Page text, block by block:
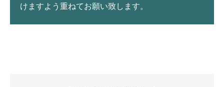
けますよう重ねてお願い致します。